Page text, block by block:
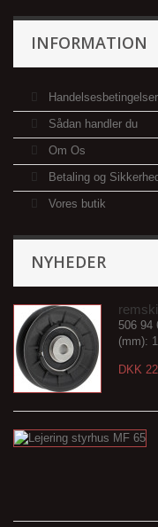
INFORMATION
Handelsesbetingelser
Sådan handler du
Om Os
Betaling og
Vores butik
NYHEDER
506 94
(mm):
DKK